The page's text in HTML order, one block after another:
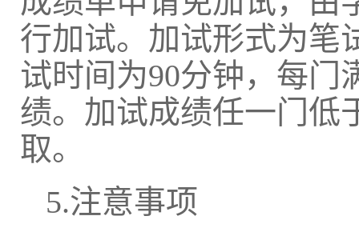
行加试。加试形式为笔
试时间为90分钟，每门
绩。加试成绩任一门低
取。
5.注意事项